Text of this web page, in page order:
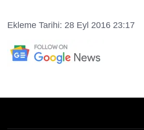
Ekleme Tarihi: 28 Eyl 2016 23:17